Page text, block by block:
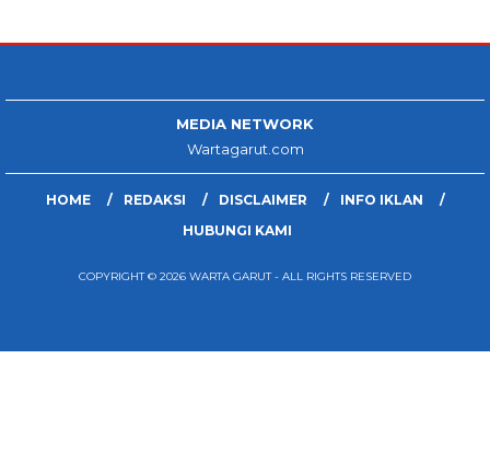
MEDIA NETWORK
Wartagarut.com
HOME REDAKSI DISCLAIMER
INFO IKLAN
HUBUNGI KAMI
COPYRIGHT © 2026 WARTA GARUT - ALL RIGHTS RESERVED